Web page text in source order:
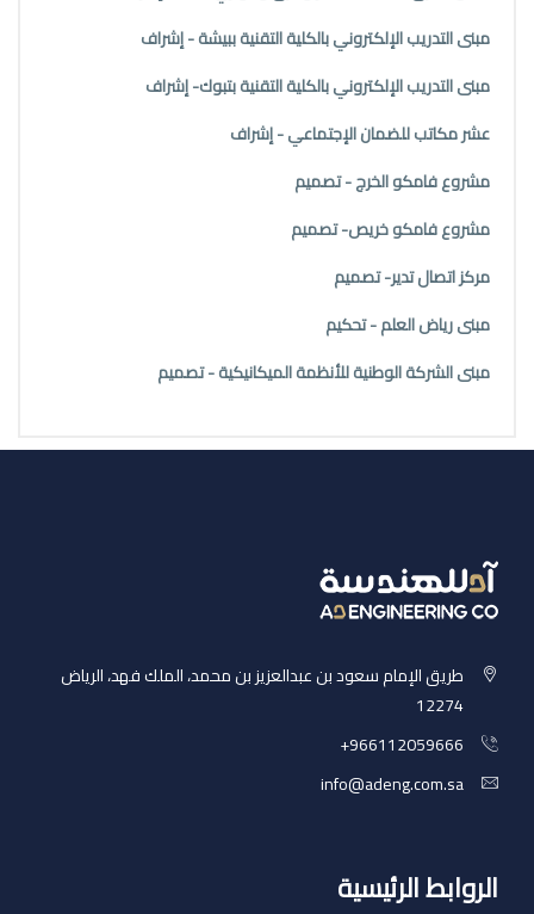
مبنى التدريب الإلكتروني بالكلية التقنية ببيشة - إشراف
مبنى التدريب الإلكتروني بالكلية التقنية بتبوك- إشراف
عشر مكاتب للضمان الإجتماعي - إشراف
مشروع فامكو الخرج - تصميم
مشروع فامكو خريص- تصميم
مركز اتصال تدير- تصميم
مبنى رياض العلم - تحكيم
مبنى الشركة الوطنية للأنظمة الميكانيكية - تصميم
طريق الإمام سعود بن عبدالعزيز بن محمد، الملك فهد، الرياض
12274
‎+966112059666
info@adeng.com.sa
الروابط الرئيسية